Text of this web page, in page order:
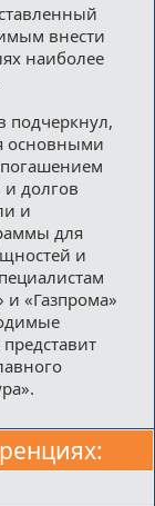
внести
наиболее
подчеркнул,
основными
погашением
и долгов
и
для
и
«Газпрома»